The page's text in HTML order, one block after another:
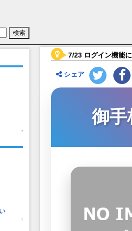
刀剣乱舞-ONLINE- Pocket】キ
↑
↑
7/23 ログイン機能
シェア
御手